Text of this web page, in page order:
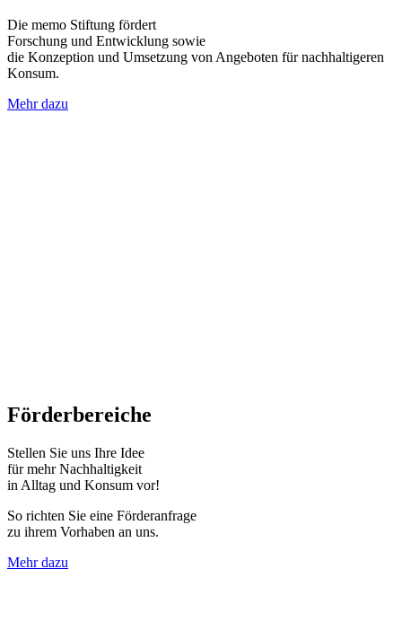
Die memo Stiftung fördert
Forschung und Entwicklung sowie
die Konzeption und Umsetzung von Angeboten für nachhaltigeren
Konsum.
Mehr dazu
Förderbereiche
Stellen Sie uns Ihre Idee
für mehr Nachhaltigkeit
in Alltag und Konsum vor!
So richten Sie eine Förderanfrage
zu ihrem Vorhaben an uns.
Mehr dazu